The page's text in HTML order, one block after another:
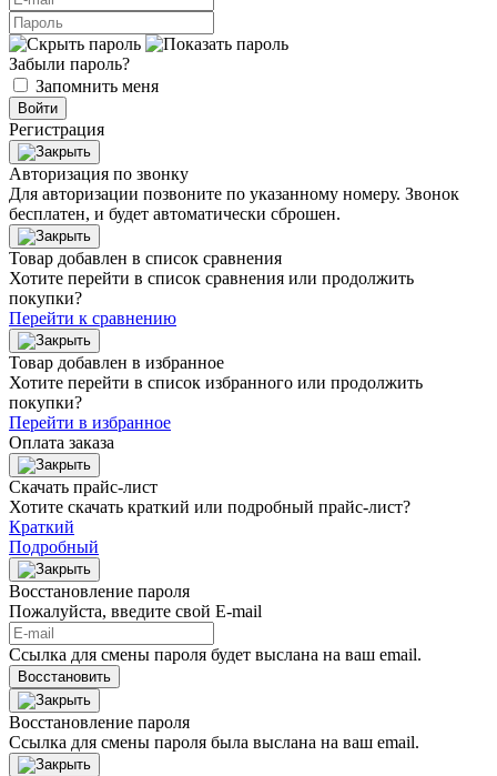
Забыли пароль?
Запомнить меня
Войти
Регистрация
Авторизация по звонку
Для авторизации позвоните по указанному номеру. Звонок
бесплатен, и будет автоматически сброшен.
Товар добавлен в список сравнения
Хотите перейти в список сравнения или продолжить
покупки?
Перейти к сравнению
Товар добавлен в избранное
Хотите перейти в список избранного или продолжить
покупки?
Перейти в избранное
Оплата заказа
Скачать прайс-лист
Хотите скачать краткий или подробный прайс-лист?
Краткий
Подробный
Восстановление пароля
Пожалуйста, введите свой E‑mail
Ссылка для смены пароля будет выслана на ваш email.
Восстановить
Восстановление пароля
Ссылка для смены пароля была выслана на ваш email.